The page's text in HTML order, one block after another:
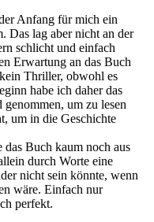
Anfang für mich ein
Das lag aber nicht an der
schlicht und einfach
Erwartung an das Buch
Thriller, obwohl es
habe ich daher das
um zu lesen
um in die Geschichte
Buch kaum noch aus
durch Worte eine
nicht sein könnte, wenn
wäre. Einfach nur
perfekt.